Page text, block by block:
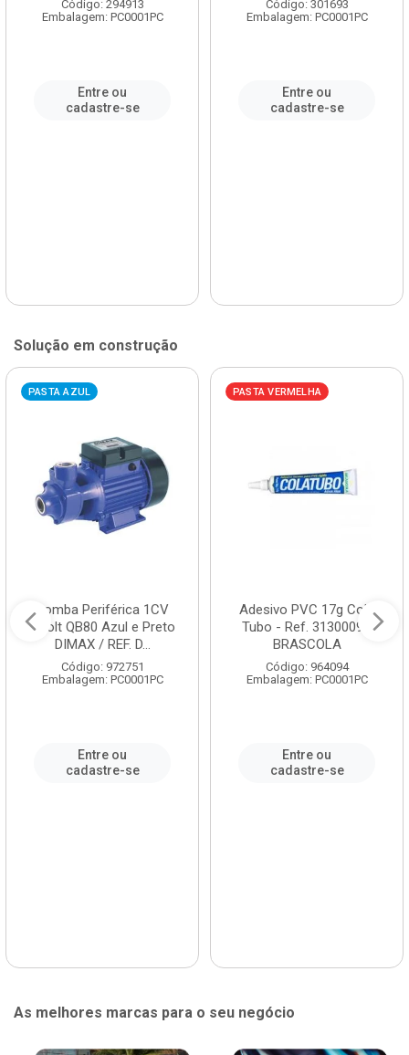
Código: 294913
Embalagem: PC0001PC
Entre ou
cadastre-se
Código: 301693
Embalagem: PC0001PC
Entre ou
cadastre-se
Solução em construção
PASTA AZUL
Bomba Periférica 1CV
Bivolt QB80 Azul e Preto
DIMAX / REF. D...
Código: 972751
Embalagem: PC0001PC
Entre ou
cadastre-se
PASTA VERMELHA
Adesivo PVC 17g Cola
Tubo - Ref. 3130009 -
BRASCOLA
Código: 964094
Embalagem: PC0001PC
Entre ou
cadastre-se
As melhores marcas para o seu negócio